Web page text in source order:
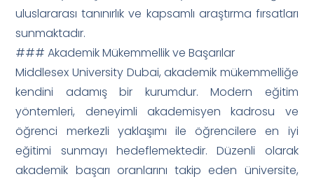
uluslararası tanınırlık ve kapsamlı araştırma fırsatları
sunmaktadır.
### Akademik Mükemmellik ve Başarılar
Middlesex University Dubai, akademik mükemmelliğe
kendini adamış bir kurumdur. Modern eğitim
yöntemleri, deneyimli akademisyen kadrosu ve
öğrenci merkezli yaklaşımı ile öğrencilere en iyi
eğitimi sunmayı hedeflemektedir. Düzenli olarak
akademik başarı oranlarını takip eden üniversite,